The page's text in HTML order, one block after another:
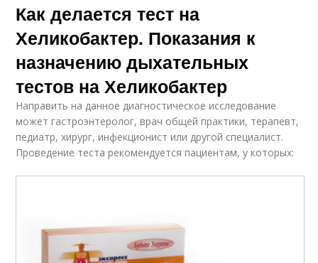
Как делается тест на
Хеликобактер. Показания к
назначению дыхательных
тестов на Хеликобактер
Направить на данное диагностическое исследование
может гастроэнтеролог, врач общей практики, терапевт,
педиатр, хирург, инфекционист или другой специалист.
Проведение теста рекомендуется пациентам, у которых: